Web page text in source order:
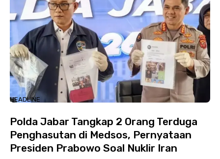
HEADLINE
Polda Jabar Tangkap 2 Orang Terduga
Penghasutan di Medsos, Pernyataan
Presiden Prabowo Soal Nuklir Iran